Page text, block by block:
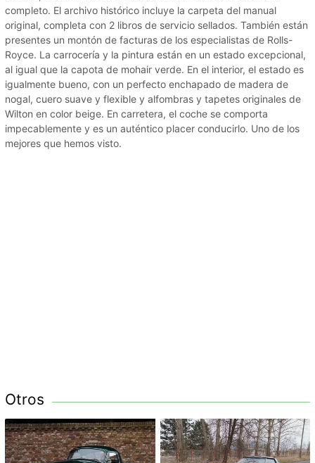
completo. El archivo histórico incluye la carpeta del manual
original, completa con 2 libros de servicio sellados. También están
presentes un montón de facturas de los especialistas de Rolls-
Royce. La carrocería y la pintura están en un estado excepcional,
al igual que la capota de mohair verde. En el interior, el estado es
igualmente bueno, con un perfecto enchapado de madera de
nogal, cuero suave y flexible y alfombras y tapetes originales de
Wilton en color beige. En carretera, el coche se comporta
impecablemente y es un auténtico placer conducirlo. Uno de los
mejores que hemos visto.
Otros